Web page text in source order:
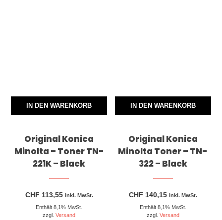
IN DEN WARENKORB
Original Konica
Minolta – Toner TN-
221K – Black
CHF 113,55 inkl. MwSt.
Enthält 8,1% MwSt.
zzgl.Versand
IN DEN WARENKORB
Original Konica
Minolta Toner – TN-
322 – Black
CHF 140,15 inkl. MwSt.
Enthält 8,1% MwSt.
zzgl. Versand